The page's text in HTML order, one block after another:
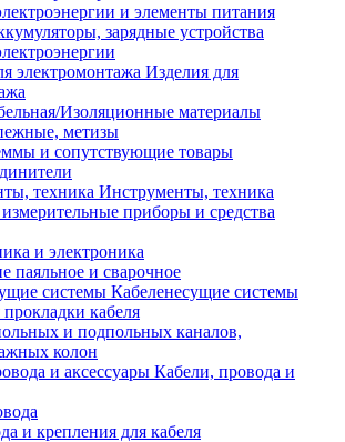
и элементы питания
зарядные устройства
Изделия для
Изоляционные материалы
метизы
и сопутствующие товары
Инструменты, техника
приборы и средства
и электроника
паяльное и сварочное
Кабеленесущие системы
кабеля
и подпольных каналов,
колон
Кабели, провода и
и крепления для кабеля